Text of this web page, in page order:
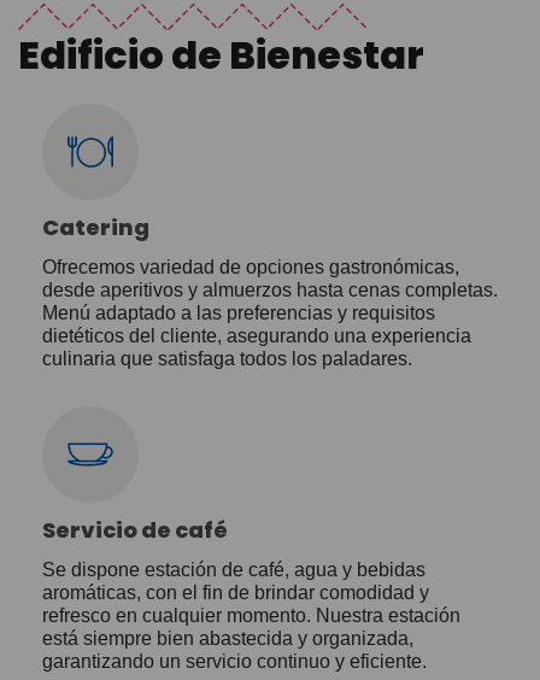
Edificio de Bienestar
Catering
Ofrecemos variedad de opciones gastronómicas,
desde aperitivos y almuerzos hasta cenas completas.
Menú adaptado a las preferencias y requisitos
dietéticos del cliente, asegurando una experiencia
culinaria que satisfaga todos los paladares.
Servicio de café
Se dispone estación de café, agua y bebidas
aromáticas, con el fin de brindar comodidad y
refresco en cualquier momento. Nuestra estación
está siempre bien abastecida y organizada,
garantizando un servicio continuo y eficiente.